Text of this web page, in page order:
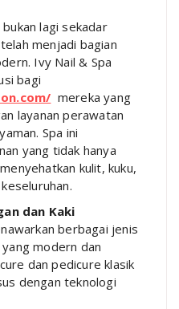
lagi sekadar
menjadi bagian
Ivy Nail & Spa
bagi
mereka yang
layanan perawatan
Spa ini
yang tidak hanya
kulit, kuku,
dan Kaki
berbagai jenis
modern dan
dan pedicure klasik
dengan teknologi